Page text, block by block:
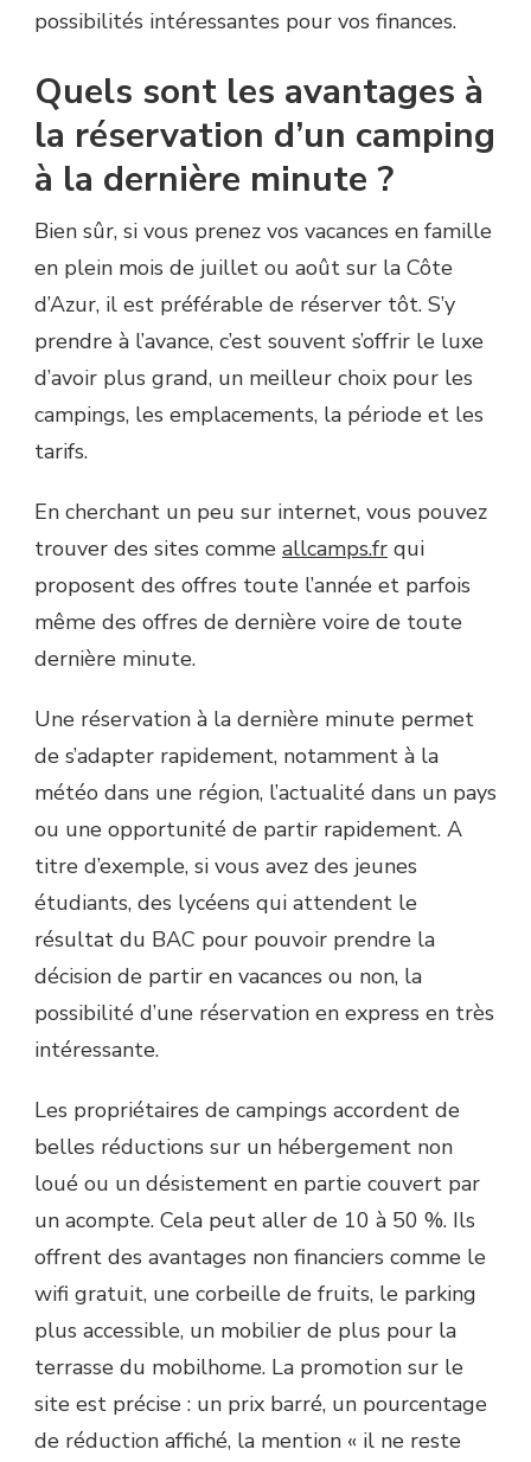
possibilités intéressantes pour vos finances.
Quels sont les avantages à
la réservation d’un camping
à la dernière minute ?
Bien sûr, si vous prenez vos vacances en famille
en plein mois de juillet ou août sur la Côte
d’Azur, il est préférable de réserver tôt. S’y
prendre à l’avance, c’est souvent s’offrir le luxe
d’avoir plus grand, un meilleur choix pour les
campings, les emplacements, la période et les
tarifs.
En cherchant un peu sur internet, vous pouvez
trouver des sites comme allcamps.fr qui
proposent des offres toute l’année et parfois
même des offres de dernière voire de toute
dernière minute.
Une réservation à la dernière minute permet
de s’adapter rapidement, notamment à la
météo dans une région, l’actualité dans un pays
ou une opportunité de partir rapidement. A
titre d’exemple, si vous avez des jeunes
étudiants, des lycéens qui attendent le
résultat du BAC pour pouvoir prendre la
décision de partir en vacances ou non, la
possibilité d’une réservation en express en très
intéressante.
Les propriétaires de campings accordent de
belles réductions sur un hébergement non
loué ou un désistement en partie couvert par
un acompte. Cela peut aller de 10 à 50 %. Ils
offrent des avantages non financiers comme le
wifi gratuit, une corbeille de fruits, le parking
plus accessible, un mobilier de plus pour la
terrasse du mobilhome. La promotion sur le
site est précise : un prix barré, un pourcentage
de réduction affiché, la mention « il ne reste